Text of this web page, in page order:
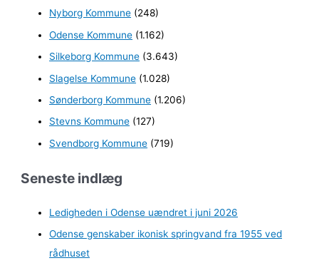
Nyborg Kommune (248)
Odense Kommune (1.162)
Silkeborg Kommune (3.643)
Slagelse Kommune (1.028)
Sønderborg Kommune (1.206)
Stevns Kommune (127)
Svendborg Kommune (719)
Seneste indlæg
Ledigheden i Odense uændret i juni 2026
Odense genskaber ikonisk springvand fra 1955 ved
rådhuset